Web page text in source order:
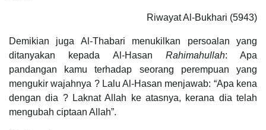
Riwayat Al-Bukhari (5943)
Demikian juga Al-Thabari menukilkan persoalan yang
ditanyakan kepada Al-Hasan Rahimahullah: Apa
pandangan kamu terhadap seorang perempuan yang
mengukir wajahnya ? Lalu Al-Hasan menjawab: “Apa kena
dengan dia ? Laknat Allah ke atasnya, kerana dia telah
mengubah ciptaan Allah”.